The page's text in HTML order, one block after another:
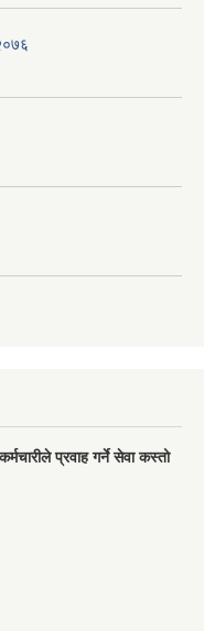
प्रवाह गर्ने सेवा कस्तो